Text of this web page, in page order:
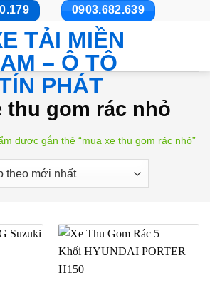
0903.682.639
thu gom rác nhỏ
được gắn thẻ “mua xe thu gom rác nhỏ”